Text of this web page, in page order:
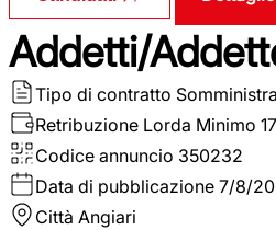
Addetti/
Tipo di contratto
Retribuzione Lorda Minimo
Codice annuncio 350232
Data di pubblicazione 7/8/
Città Angiari